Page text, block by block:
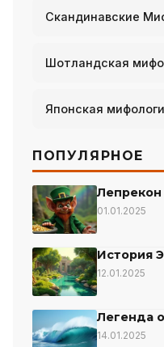
Скандинавские
Шотландская
Японская
ПОПУЛЯРНОЕ
Лепрекон
01.01.2025
История
12.01.2025
Легенда
14.01.2025